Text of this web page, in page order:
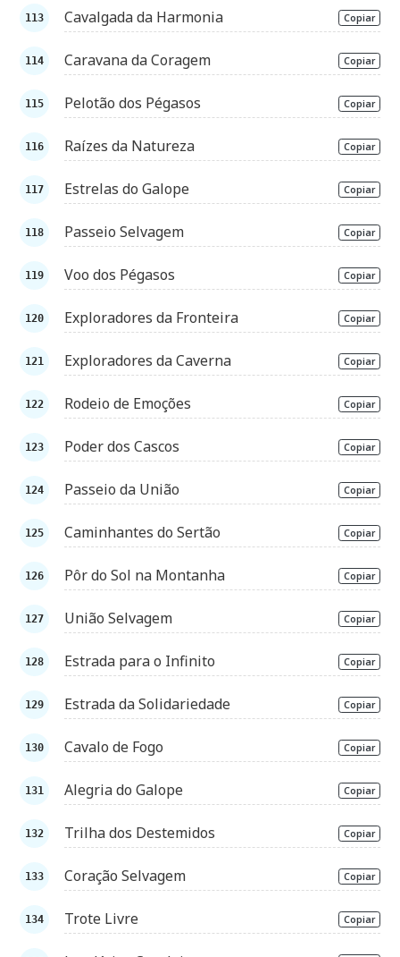
Cavalgada da Harmonia Copiar
Caravana da Coragem Copiar
Pelotão dos Pégasos Copiar
Raízes da Natureza Copiar
Estrelas do Galope Copiar
Passeio Selvagem Copiar
Voo dos Pégasos Copiar
Exploradores da Fronteira Copiar
Exploradores da Caverna Copiar
Rodeio de Emoções Copiar
Poder dos Cascos Copiar
Passeio da União Copiar
Caminhantes do Sertão Copiar
Pôr do Sol na Montanha Copiar
União Selvagem Copiar
Estrada para o Infinito Copiar
Estrada da Solidariedade Copiar
Cavalo de Fogo Copiar
Alegria do Galope Copiar
Trilha dos Destemidos Copiar
Coração Selvagem Copiar
Trote Livre Copiar